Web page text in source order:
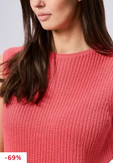
-69%